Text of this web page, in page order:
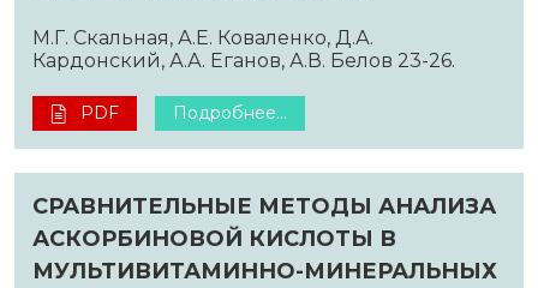
М.Г. Скальная, А.Е. Коваленко, Д.А.
Кардонский, А.А. Еганов, А.В. Белов 23-26.
PDF Подробнее...
СРАВНИТЕЛЬНЫЕ МЕТОДЫ АНАЛИЗА
АСКОРБИНОВОЙ КИСЛОТЫ В
МУЛЬТИВИТАМИННО-МИНЕРАЛЬНЫХ